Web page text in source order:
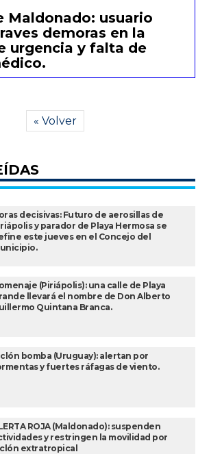
Maldonado: usuario
demoras en la
urgencia y falta de
« Volver
decisivas: Futuro de aerosillas de
y parador de Playa Hermosa se
este jueves en el Concejo del
(Piriápolis): una calle de Playa
llevará el nombre de Don Alberto
Quintana Branca.
bomba (Uruguay): alertan por
y fuertes ráfagas de viento.
ROJA (Maldonado): suspenden
y restringen la movilidad por
extratropical